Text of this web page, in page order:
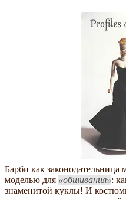
Барби как законодательница
моделью для
обшивания :
знаменитой куклы! И